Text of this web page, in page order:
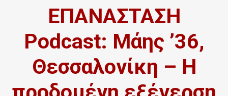
ΕΠΑΝΑΣΤΑΣΗ
Podcast: Μάης ’36,
Θεσσαλονίκη – Η